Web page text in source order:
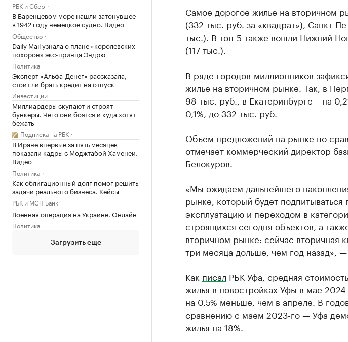
РБК и Сбер
В Баренцевом море нашли затонувшее
в 1942 году немецкое судно. Видео
Общество
Daily Mail узнала о плане «королевских
похорон» экс-принца Эндрю
Политика
Эксперт «Альфа-Денег» рассказала,
стоит ли брать кредит на отпуск
Инвестиции
Миллиардеры скупают и строят
бункеры. Чего они боятся и куда хотят
бежать
Подписка на РБК
В Иране впервые за пять месяцев
показали кадры с Моджтабой Хаменеи.
Видео
Политика
Как облигационный долг помог решить
задачи реального бизнеса. Кейсы
РБК и МСП Банк
Военная операция на Украине. Онлайн
Политика
Загрузить еще
Самое дорогое жилье на вторичном
(332 тыс. руб. за «квадрат»), Санкт-
тыс.). В топ-5 также вошли Нижний
(117 тыс.).
В ряде городов-миллионников
жилье на вторичном рынке. Так, в
98 тыс. руб., в Екатеринбурге – на
0,1%, до 332 тыс. руб.
Объем предложений на рынке по
отмечает коммерческий директор
Белокуров.
«Мы ожидаем дальнейшего
рынке, который будет
эксплуатацию и переходом в
строящихся сегодня объектов, а
вторичном рынке: сейчас вторичная
три месяца дольше, чем год назад», —
Как писал РБК Уфа, средняя
жилья в новостройках Уфы в мае
на 0,5% меньше, чем в апреле. В
сравнению с маем 2023-го — Уфа
жилья на 18%.